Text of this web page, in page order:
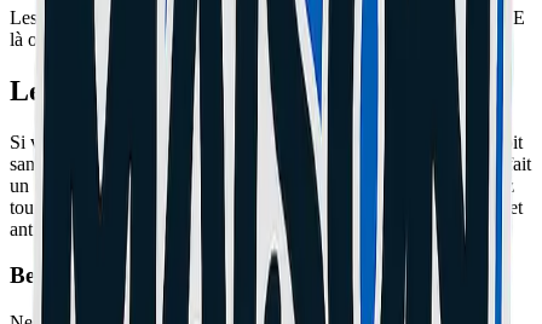
Les entretoises (les petits piliers dorés) ne doivent être placées QUE
là où la carte mère a des trous de vis.
Le test hors boîtier
Si vous avez laissé une entretoise derrière la carte mère à un endroit
sans trou, elle touche les soudures et crée un court-circuit. Le PC fait
un clic, les ventilateurs tournent 1/4 de seconde, et rien. Démontez
tout et testez la carte mère posée sur son carton (jamais sur le sachet
antistatique !).
Besoin d'un expert à Cannes ou Le Cannet ?